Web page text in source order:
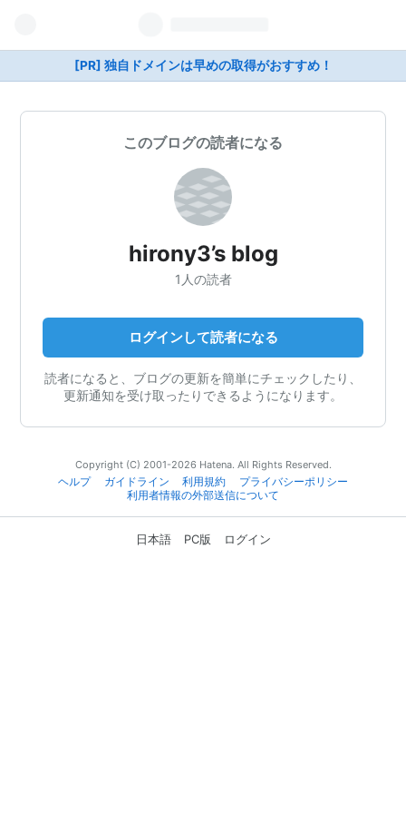
[PR] 独自ドメインは早めの取得がおすすめ！
このブログの読者になる
hirony3’s blog
1人の読者
ログインして読者になる
読者になると、ブログの更新を簡単にチェックしたり、
更新通知を受け取ったりできるようになります。
Copyright (C) 2001-2026 Hatena. All Rights Reserved.
ヘルプ
ガイドライン 利用規約
プライバシーポリシー
利用者情報の外部送信について
日本語 PC版 ログイン